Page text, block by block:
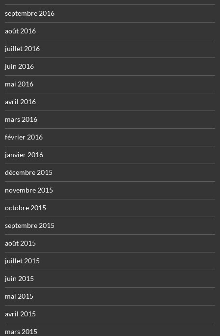
septembre 2016
août 2016
juillet 2016
juin 2016
mai 2016
avril 2016
mars 2016
février 2016
janvier 2016
décembre 2015
novembre 2015
octobre 2015
septembre 2015
août 2015
juillet 2015
juin 2015
mai 2015
avril 2015
mars 2015